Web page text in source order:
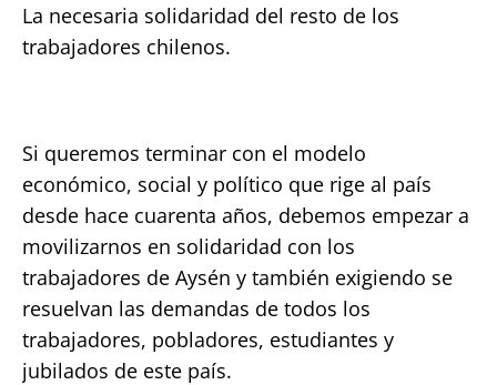
La necesaria solidaridad del resto de los
trabajadores chilenos.
Si queremos terminar con el modelo
económico, social y político que rige al país
desde hace cuarenta años, debemos empezar a
movilizarnos en solidaridad con los
trabajadores de Aysén y también exigiendo se
resuelvan las demandas de todos los
trabajadores, pobladores, estudiantes y
jubilados de este país.